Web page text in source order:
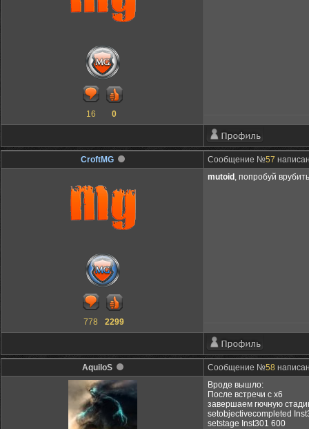
16 0
CroftMG Сообщение №57
778 2299
mutoid , попробуй
AquiloS Сообщение №58
Вроде вышло:
После встречи с х6
завершаем гючную
setobjectivecompleted
setstage Inst301 600